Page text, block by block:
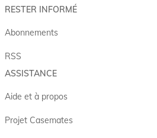
RESTER INFORMÉ
Abonnements
RSS
ASSISTANCE
Aide et à propos
Projet Casemates